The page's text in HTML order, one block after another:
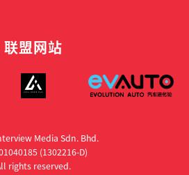
联盟网站
Media Sdn. Bhd.
(1302216­-D)
rights reserved.